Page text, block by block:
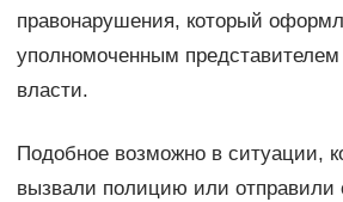
правонарушения, который
уполномоченным представителем
власти.
Подобное возможно в ситуации,
вызвали полицию или отправили